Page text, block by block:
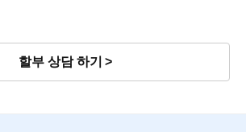
할부 상담 하기